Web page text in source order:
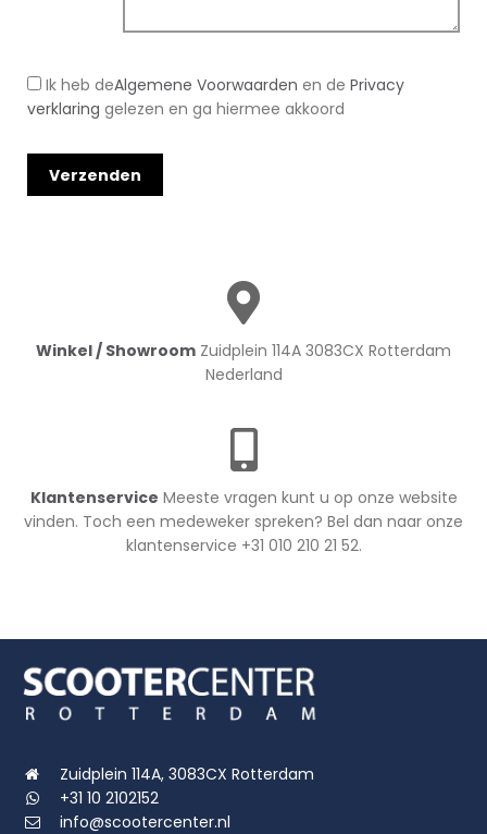
Ik heb deAlgemene Voorwaarden en de Privacy
verklaring gelezen en ga hiermee akkoord
Winkel / Showroom Zuidplein 114A 3083CX Rotterdam
Nederland
Klantenservice Meeste vragen kunt u op onze website
vinden. Toch een medeweker spreken? Bel dan naar onze
klantenservice +31 010 210 21 52.
Zuidplein 114A, 3083CX Rotterdam
+31 10 2102152
info@scootercenter.nl